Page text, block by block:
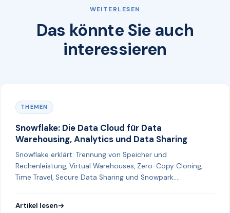
WEITERLESEN
Das könnte Sie auch
interessieren
THEMEN
Snowflake: Die Data Cloud für Data
Warehousing, Analytics und Data Sharing
Snowflake erklärt: Trennung von Speicher und
Rechenleistung, Virtual Warehouses, Zero-Copy Cloning,
Time Travel, Secure Data Sharing und Snowpark.
Artikel lesen